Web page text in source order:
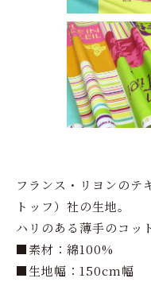
フランス・リヨンのテ
トッフ）社の生地。
ハリのある薄手のコッ
■素材：綿100%
■生地幅：150cm幅